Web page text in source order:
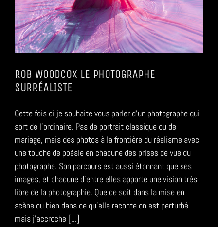
ROB WOODCOX LE PHOTOGRAPHE
SURRÉALISTE
Cette fois ci je souhaite vous parler d’un photographe qui
sort de l’ordinaire. Pas de portrait classique ou de
mariage, mais des photos à la frontière du réalisme avec
une touche de poésie en chacune des prises de vue du
photographe. Son parcours est aussi étonnant que ses
images, et chacune d’entre elles apporte une vision très
libre de la photographie. Que ce soit dans la mise en
scène ou bien dans ce qu’elle raconte on est perturbé
mais j’accroche [...]